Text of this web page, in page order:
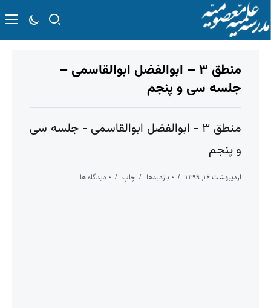
منطق ۳ – ابوالفضل ابوالقاسمی –
جلسه سی و پنجم
منطق ۳ - ابوالفضل ابوالقاسمی - جلسه سی
و پنجم
اردیبهشت ۱۶, ۱۳۹۹ ۰ بازدیدها چاپ ۰ دیدگاه ها